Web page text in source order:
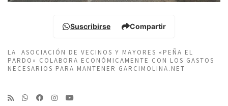
Suscribirse Compartir
LA ASOCIACIÓN DE VECINOS Y MAYORES «PEÑA EL
PARDO» COLABORA ECONÓMICAMENTE CON LOS GASTOS
NECESARIOS PARA MANTENER GARCIMOLINA.NET